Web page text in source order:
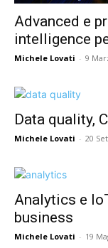
Advanced e
intelligence
Michele Lovati - 9
Data quality,
Michele Lovati - 20
Analytics e
business
Michele Lovati - 19